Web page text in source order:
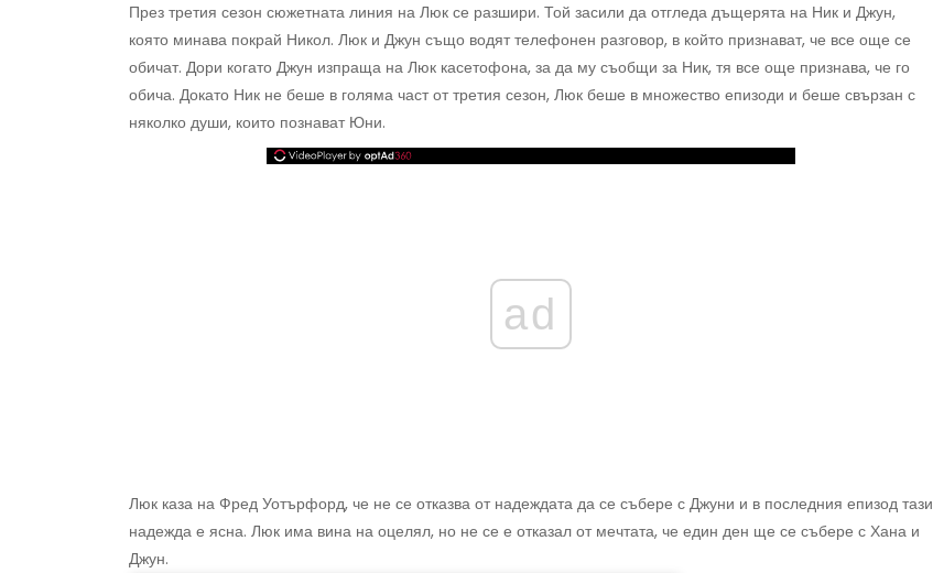
През третия сезон сюжетната линия на Люк се разшири. Той засили да отгледа дъщерята на Ник и Джун,
която минава покрай Никол. Люк и Джун също водят телефонен разговор, в който признават, че все още се
обичат. Дори когато Джун изпраща на Люк касетофона, за да му съобщи за Ник, тя все още признава, че го
обича. Докато Ник не беше в голяма част от третия сезон, Люк беше в множество епизоди и беше свързан с
няколко души, които познават Юни.
ad
Люк каза на Фред Уотърфорд, че не се отказва от надеждата да се събере с Джуни и в последния епизод тази
надежда е ясна. Люк има вина на оцелял, но не се е отказал от мечтата, че един ден ще се събере с Хана и
Джун.